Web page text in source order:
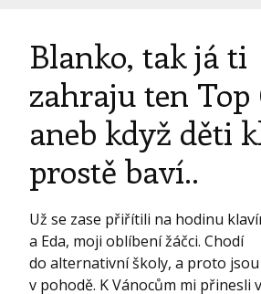
Blanko, tak já ti
zahraju ten Top
aneb když děti
prostě baví..
Už se zase přiřítili na hodinu
a Eda, moji oblíbení žáčci. Chodí
do alternativní školy, a proto
v pohodě. K Vánocům mi přinesli